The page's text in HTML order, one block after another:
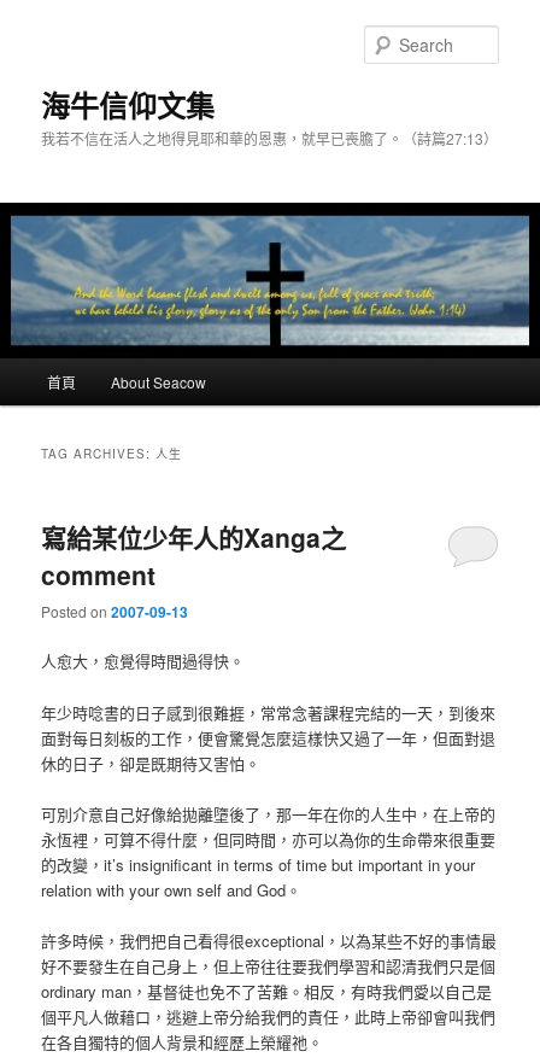
content
content海牛信仰文集
我若不信在活人之地得見耶和華的恩惠，就早已喪膽了。（詩篇27:13）
首頁 About Seacow
TAG ARCHIVES:人生
寫給某位少年人的Xanga之
comment
Posted on2007-09-13
人愈大，愈覺得時間過得快。
年少時唸書的日子感到很難捱，常常念著課程完結的一天，到後來
面對每日刻板的工作，便會驚覺怎麼這樣快又過了一年，但面對退
休的日子，卻是既期待又害怕。
可別介意自己好像給拋離墮後了，那一年在你的人生中，在上帝的
永恆裡，可算不得什麼，但同時間，亦可以為你的生命帶來很重要
的改變，it’s insignificant in terms of time but important in your
relation with your own self and God。
許多時候，我們把自己看得很exceptional，以為某些不好的事情最
好不要發生在自己身上，但上帝往往要我們學習和認清我們只是個
ordinary man，基督徒也免不了苦難。相反，有時我們愛以自己是
個平凡人做藉口，逃避上帝分給我們的責任，此時上帝卻會叫我們
在各自獨特的個人背景和經歷上榮耀祂。